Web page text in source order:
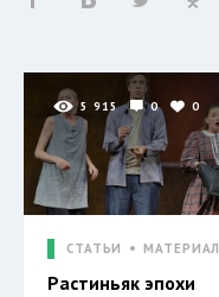
5 915 0 0
СТАТЬИ МАТЕРИАЛ
Растиньяк эпохи